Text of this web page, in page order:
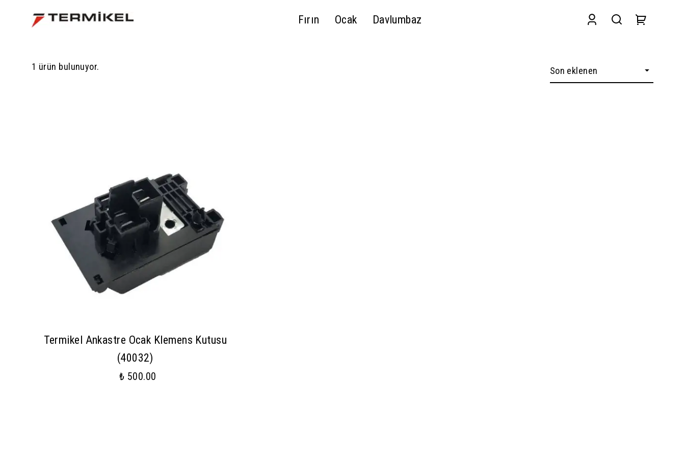
Fırın Ocak Davlumbaz
1 ürün bulunuyor.
Termikel Ankastre Ocak Klemens Kutusu
(40032)
₺ 500.00